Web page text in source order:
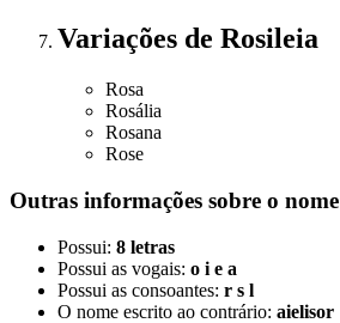
Variações de Rosileia
Rosa
Rosália
Rosana
Rose
Outras informações sobre o nome
Possui: 8 letras
Possui as vogais: o i e a
Possui as consoantes: r s l
O nome escrito ao contrário: aielisor